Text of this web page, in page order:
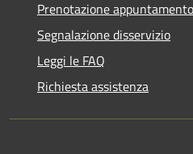
Prenotazione appuntamento
Segnalazione disservizio
Leggi le FAQ
Richiesta assistenza